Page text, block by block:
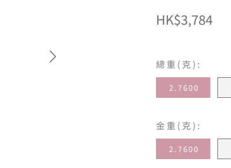
HK$3,784
總重(克):
2.7600
金重(克):
2.7600